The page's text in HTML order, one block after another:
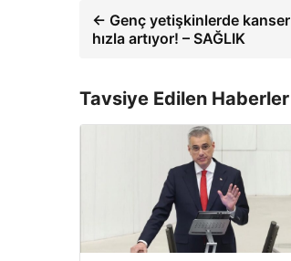
← Genç yetişkinlerde kanser
hızla artıyor! – SAĞLIK
Tavsiye Edilen Haberler